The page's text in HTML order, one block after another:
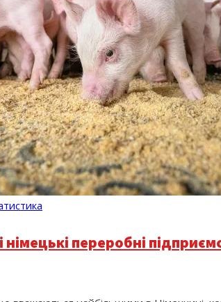
переробні